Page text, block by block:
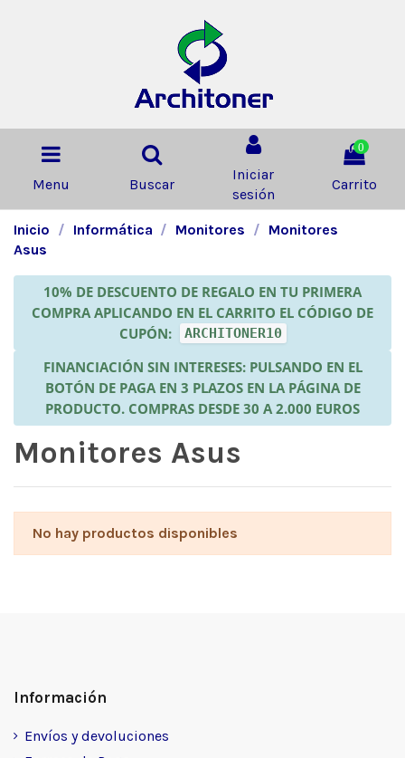
Menu Buscar
Iniciar
sesión
0
Carrito
Inicio Informática Monitores
Monitores
Asus
10% DE DESCUENTO DE REGALO EN TU PRIMERA
COMPRA APLICANDO EN EL CARRITO EL CÓDIGO DE
CUPÓN:
ARCHITONER10
FINANCIACIÓN SIN INTERESES: PULSANDO EN EL
BOTÓN DE PAGA EN 3 PLAZOS EN LA PÁGINA DE
PRODUCTO. COMPRAS DESDE 30 A 2.000 EUROS
Monitores Asus
No hay productos disponibles
Información
Envíos y devoluciones